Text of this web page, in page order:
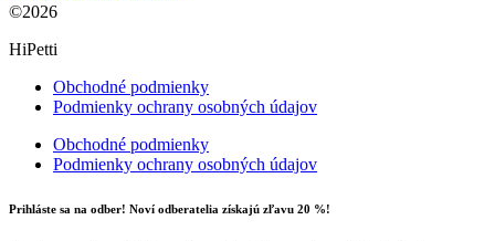
©2026
HiPetti
Obchodné podmienky
Podmienky ochrany osobných údajov
Obchodné podmienky
Podmienky ochrany osobných údajov
Prihláste sa na odber! Noví odberatelia získajú zľavu 20 %!